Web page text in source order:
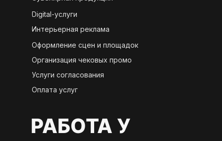
Digital-услуги
Оформление сцен и площадок
Интерьерная реклама
Организация чековых промо
Услуги согласования
Оплата услуг
РАБОТА У